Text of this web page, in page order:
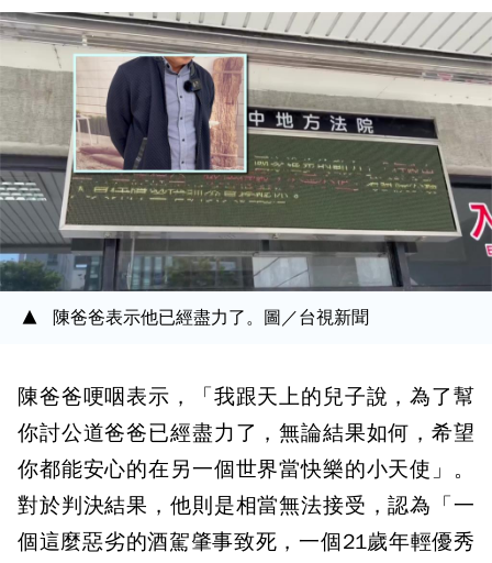
陳爸爸表示他已經盡力了。圖／台視新聞
陳爸爸哽咽表示，「我跟天上的兒子說，為了幫
你討公道爸爸已經盡力了，無論結果如何，希望
你都能安心的在另一個世界當快樂的小天使」。
對於判決結果，他則是相當無法接受，認為「一
個這麼惡劣的酒駕肇事致死，一個21歲年輕優秀